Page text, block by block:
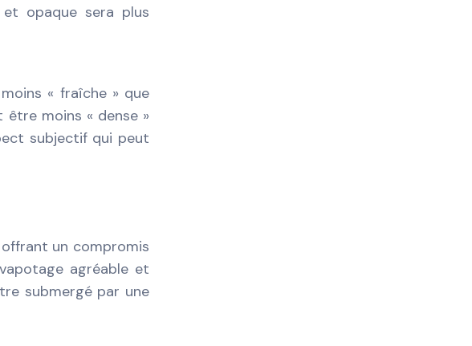
opaque sera plus
« fraîche » que
moins « dense »
subjectif qui peut
un compromis
agréable et
submergé par une